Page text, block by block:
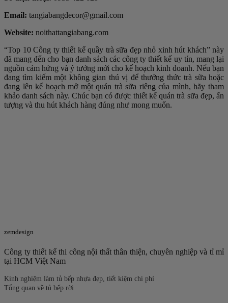
Email: tangiabangdecor@gmail.com
Website: noithattangiabang.com
“Top 10 Công ty thiết kế quầy trà sữa đẹp nhỏ xinh hút khách” này
đã mang đến cho bạn danh sách các công ty thiết kế uy tín, mang lại
nguồn cảm hứng và ý tưởng mới cho kế hoạch kinh doanh. Nếu bạn
đang tìm kiếm một không gian thú vị để thưởng thức trà sữa hoặc
đang lên kế hoạch mở một quán trà sữa riêng của mình, hãy tham
khảo danh sách này. Chúc bạn có được thiết kế quán trà sữa đẹp, ấn
tượng và thu hút khách hàng đúng như mong muốn.
zemdesign
Công ty thiết kế thi công nội thất thân thiện, chuyên nghiệp và tỉ mỉ
tại HCM Việt Nam
Kinh nghiệm làm tủ bếp nhựa đẹp, tiết kiệm chi phí
Tổng quan về tủ bếp rời